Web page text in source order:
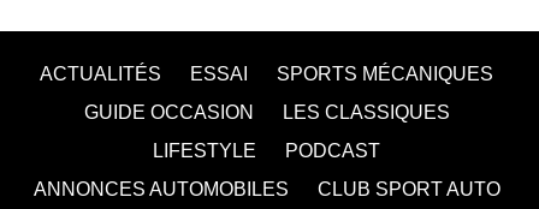
ACTUALITÉS ESSAI
SPORTS MÉCANIQUES
GUIDE OCCASION
LES CLASSIQUES
LIFESTYLE
PODCAST
ANNONCES AUTOMOBILES
CLUB SPORT AUTO